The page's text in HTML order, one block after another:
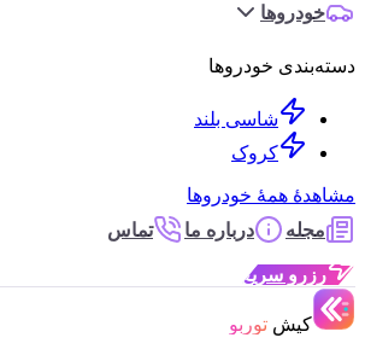
خودروها
دسته‌بندی خودروها
شاسی بلند
کروک
مشاهدهٔ همهٔ خودروها
مجله
درباره ما تماس
رزرو سریع
کیش توربو